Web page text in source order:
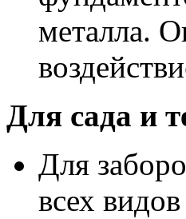
металла.
Для сада и
Для
всех